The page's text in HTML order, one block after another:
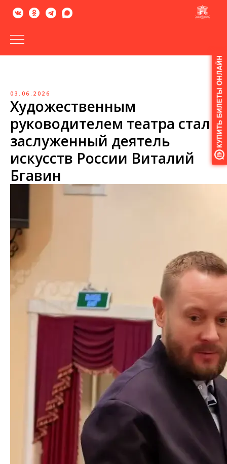
Версия
03.06.2026
Художественным
руководителем театра стал
заслуженный деятель
искусств России Виталий
Бгавин